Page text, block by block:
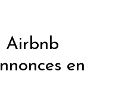
Airbnb
en